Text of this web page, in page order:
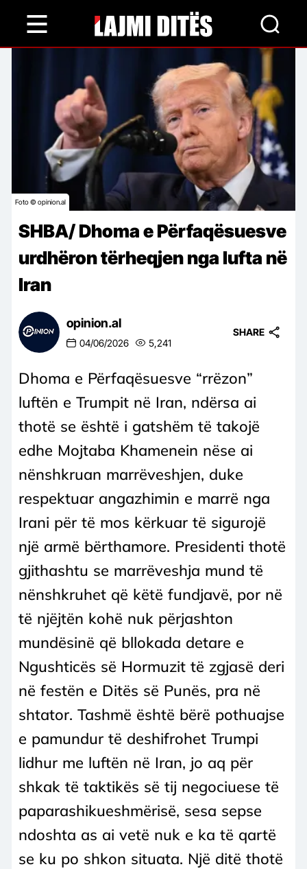
content
Foto © opinion.al
SHBA/ Dhoma e Përfaqësuesve
urdhëron tërheqjen nga lufta në
Iran
opinion.al
04/06/2026 5,241
SHARE
Dhoma e Përfaqësuesve “rrëzon”
luftën e Trumpit në Iran, ndërsa ai
thotë se është i gatshëm të takojë
edhe Mojtaba Khamenein nëse ai
nënshkruan marrëveshjen, duke
respektuar angazhimin e marrë nga
Irani për të mos kërkuar të sigurojë
një armë bërthamore. Presidenti thotë
gjithashtu se marrëveshja mund të
nënshkruhet që këtë fundjavë, por në
të njëjtën kohë nuk përjashton
mundësinë që bllokada detare e
Ngushticës së Hormuzit të zgjasë deri
në festën e Ditës së Punës, pra në
shtator. Tashmë është bërë pothuajse
e pamundur të deshifrohet Trumpi
lidhur me luftën në Iran, jo aq për
shkak të taktikës së tij negociuese të
paparashikueshmërisë, sesa sepse
ndoshta as ai vetë nuk e ka të qartë
se ku po shkon situata. Një ditë thotë